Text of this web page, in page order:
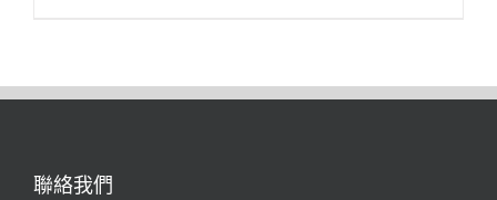
聯絡我們